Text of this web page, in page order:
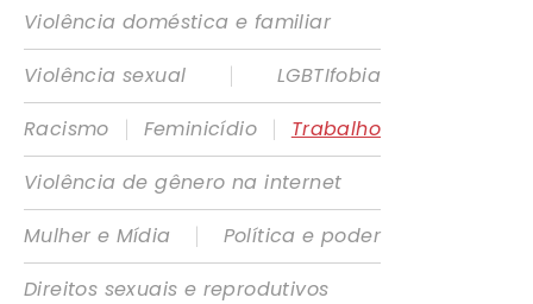
Violência doméstica e familiar
Violência sexual
|
LGBTIfobia
Racismo
| Feminicídio |
Trabalho
Violência de gênero na internet
Mulher e Mídia
|
Política e poder
Direitos sexuais e reprodutivos